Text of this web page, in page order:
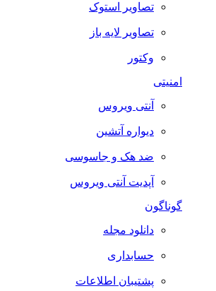
تصاویر استوک
تصاویر لایه باز
وکتور
امنیتی
آنتی ویروس
دیواره آتشین
ضد هک و جاسوسی
آپدیت آنتی ویروس
گوناگون
دانلود مجله
حسابداری
پشتیبان اطلاعات